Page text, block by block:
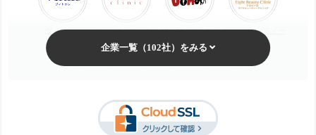
ヴィトゥレ
ウォブクリニック中
目黒
UOMO（ウオモ） エイトビューティー
クリニック
エステ・タイム エステティックTBC